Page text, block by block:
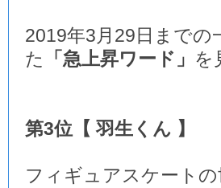
2019年3月29日まで
た
「急上昇ワード」 を
第3位【 羽生くん 】
フィギュアスケート